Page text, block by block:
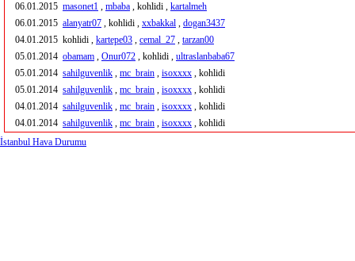
06.01.2015 masonet1 , mbaba , kohlidi , kartalmeh
06.01.2015 alanyatr07 , kohlidi , xxbakkal , dogan3437
04.01.2015 kohlidi , kartepe03 , cemal_27 , tarzan00
05.01.2014 obamam , Onur072 , kohlidi , ultraslanbaba67
05.01.2014 sahilguvenlik , mc_brain , isoxxxx , kohlidi
05.01.2014 sahilguvenlik , mc_brain , isoxxxx , kohlidi
04.01.2014 sahilguvenlik , mc_brain , isoxxxx , kohlidi
04.01.2014 sahilguvenlik , mc_brain , isoxxxx , kohlidi
İstanbul Hava Durumu